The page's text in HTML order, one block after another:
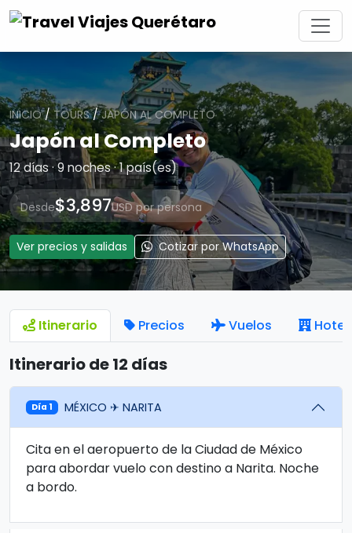
INICIO/TOURS/JAPÓN AL COMPLETO
Japón al Completo
12 días · 9 noches · 1 país(es)
Desde$3,897USD por persona
Ver precios y salidas Cotizar por WhatsApp
Itinerario Precios Vuelos
Itinerario de 12 días
Día 1 MÉXICO ✈ NARITA
Cita en el aeropuerto de la Ciudad de México
para abordar vuelo con destino a Narita. Noche
a bordo.